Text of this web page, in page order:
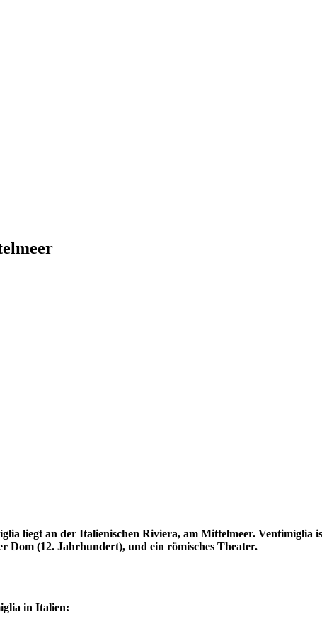
liegt an der Italienischen Riviera, am Mittelmeer. Ventimìglia
Dom (12. Jahrhundert), und ein römisches Theater.
in Italien: